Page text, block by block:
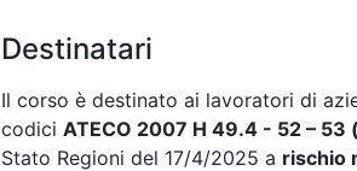
Destinatari
Il corso è destinato ai lavoratori di
codici ATECO 2007 H 49.4 - 52 – 53
Stato Regioni del 17/4/2025 a rischio